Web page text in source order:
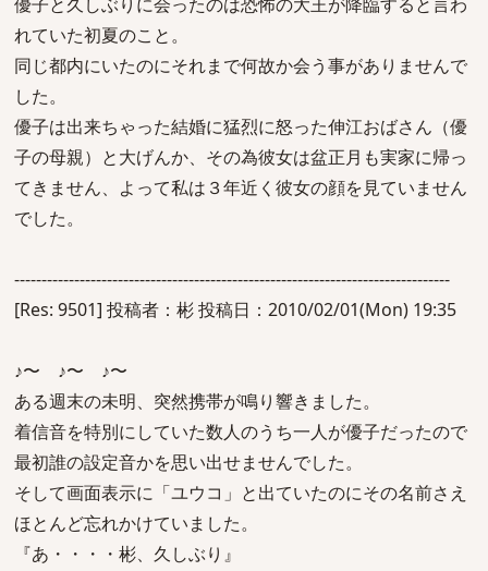
れていた初夏のこと。
同じ都内にいたのにそれまで何故か会う事がありませんで
した。
優子は出来ちゃった結婚に猛烈に怒った伸江おばさん（優
子の母親）と大げんか、その為彼女は盆正月も実家に帰っ
てきません、よって私は３年近く彼女の顔を見ていません
でした。
--------------------------------------------------------------------------------
[Res: 9501] 投稿者：彬 投稿日：2010/02/01(Mon) 19:35
♪〜 ♪〜 ♪〜
ある週末の未明、突然携帯が鳴り響きました。
着信音を特別にしていた数人のうち一人が優子だったので
最初誰の設定音かを思い出せませんでした。
そして画面表示に「ユウコ」と出ていたのにその名前さえ
ほとんど忘れかけていました。
『あ・・・・彬、久しぶり』